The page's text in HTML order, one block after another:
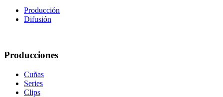
Producción
Difusión
Producciones
Cuñas
Series
Clips